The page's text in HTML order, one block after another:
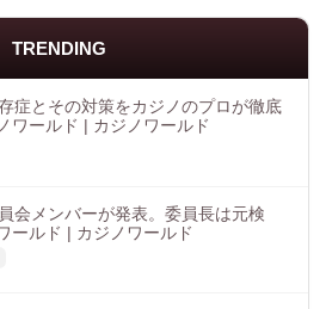
TRENDING
症とその対策をカジノのプロが徹底
ワールド | カジノワールド
会メンバーが発表。委員長は元検
ールド | カジノワールド